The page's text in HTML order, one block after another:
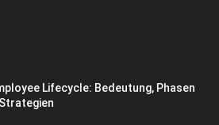
Lifecycle: Bedeutung, Phasen